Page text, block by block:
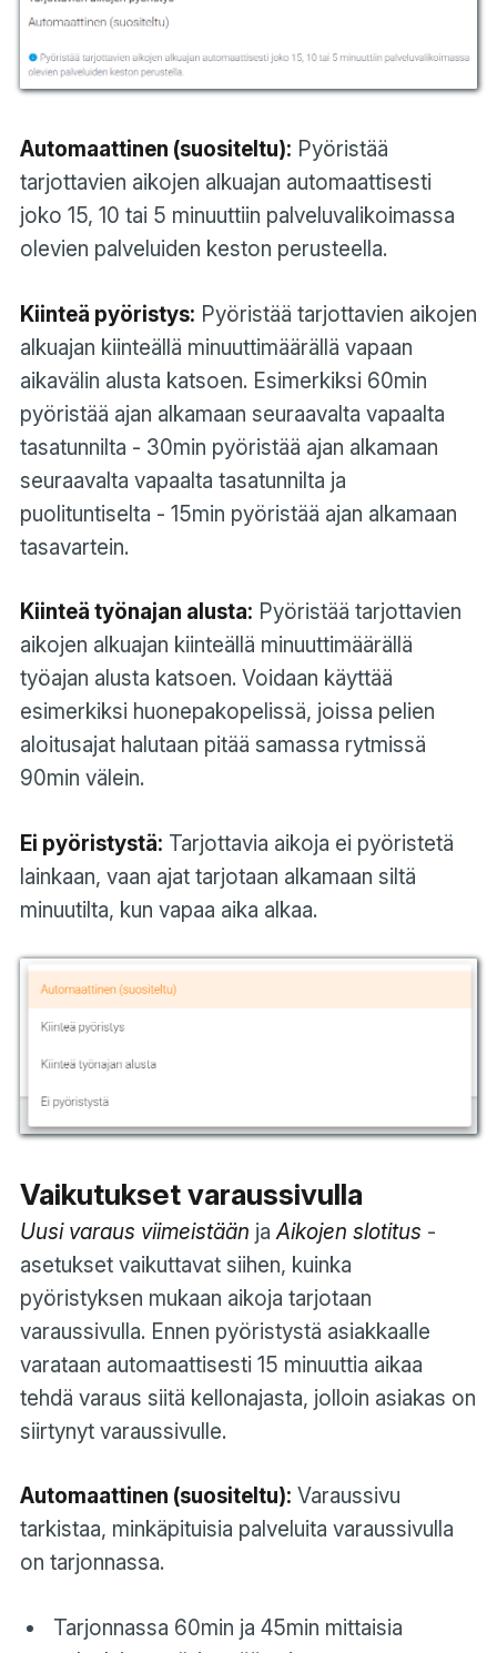
Automaattinen (suositeltu): Pyöristää
tarjottavien aikojen alkuajan automaattisesti
joko 15, 10 tai 5 minuuttiin palveluvalikoimassa
olevien palveluiden keston perusteella.
Kiinteä pyöristys: Pyöristää tarjottavien aikojen
alkuajan kiinteällä minuuttimäärällä vapaan
aikavälin alusta katsoen. Esimerkiksi 60min
pyöristää ajan alkamaan seuraavalta vapaalta
tasatunnilta - 30min pyöristää ajan alkamaan
seuraavalta vapaalta tasatunnilta ja
puolituntiselta - 15min pyöristää ajan alkamaan
tasavartein.
Kiinteä työnajan alusta: Pyöristää tarjottavien
aikojen alkuajan kiinteällä minuuttimäärällä
työajan alusta katsoen. Voidaan käyttää
esimerkiksi huonepakopelissä, joissa pelien
aloitusajat halutaan pitää samassa rytmissä
90min välein.
Ei pyöristystä: Tarjottavia aikoja ei pyöristetä
lainkaan, vaan ajat tarjotaan alkamaan siltä
minuutilta, kun vapaa aika alkaa.
Vaikutukset varaussivulla
Uusi varaus viimeistään jaAikojen slotitus -
asetukset vaikuttavat siihen, kuinka
pyöristyksen mukaan aikoja tarjotaan
varaussivulla. Ennen pyöristystä asiakkaalle
varataan automaattisesti 15 minuuttia aikaa
tehdä varaus siitä kellonajasta, jolloin asiakas on
siirtynyt varaussivulle.
Automaattinen (suositeltu): Varaussivu
tarkistaa, minkäpituisia palveluita varaussivulla
on tarjonnassa.
Tarjonnassa 60min ja 45min mittaisia